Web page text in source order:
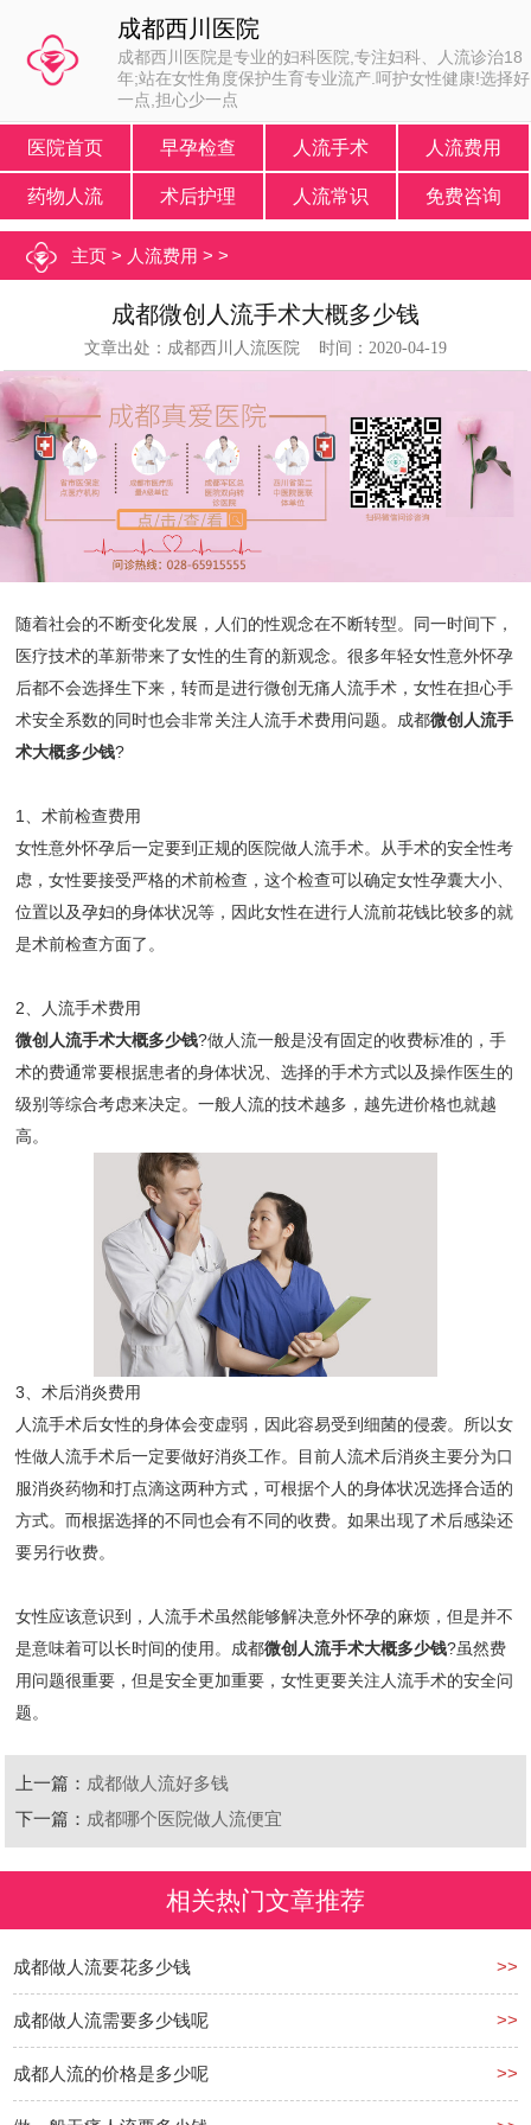
成都西川医院
成都西川医院是专业的妇科医院,专注妇科、人流诊治18
年;站在女性角度保护生育专业流产.呵护女性健康!选择好
一点,担心少一点
医院首页 早孕检查 人流手术 人流费用
药物人流 术后护理 人流常识 免费咨询
主页 > 人流费用 > >
成都微创人流手术大概多少钱
文章出处：成都西川人流医院 时间：2020-04-19
随着社会的不断变化发展，人们的性观念在不断转型。同一时间下，
医疗技术的革新带来了女性的生育的新观念。很多年轻女性意外怀孕
后都不会选择生下来，转而是进行微创无痛人流手术，女性在担心手
术安全系数的同时也会非常关注人流手术费用问题。成都微创人流手
术大概多少钱?
1、术前检查费用
女性意外怀孕后一定要到正规的医院做人流手术。从手术的安全性考
虑，女性要接受严格的术前检查，这个检查可以确定女性孕囊大小、
位置以及孕妇的身体状况等，因此女性在进行人流前花钱比较多的就
是术前检查方面了。
2、人流手术费用
微创人流手术大概多少钱?做人流一般是没有固定的收费标准的，手
术的费通常要根据患者的身体状况、选择的手术方式以及操作医生的
级别等综合考虑来决定。一般人流的技术越多，越先进价格也就越
高。
3、术后消炎费用
人流手术后女性的身体会变虚弱，因此容易受到细菌的侵袭。所以女
性做人流手术后一定要做好消炎工作。目前人流术后消炎主要分为口
服消炎药物和打点滴这两种方式，可根据个人的身体状况选择合适的
方式。而根据选择的不同也会有不同的收费。如果出现了术后感染还
要另行收费。
女性应该意识到，人流手术虽然能够解决意外怀孕的麻烦，但是并不
是意味着可以长时间的使用。成都微创人流手术大概多少钱?虽然费
用问题很重要，但是安全更加重要，女性更要关注人流手术的安全问
题。
上一篇： 成都做人流好多钱
下一篇： 成都哪个医院做人流便宜
相关热门文章推荐
成都做人流要花多少钱 >>
成都做人流需要多少钱呢 >>
成都人流的价格是多少呢 >>